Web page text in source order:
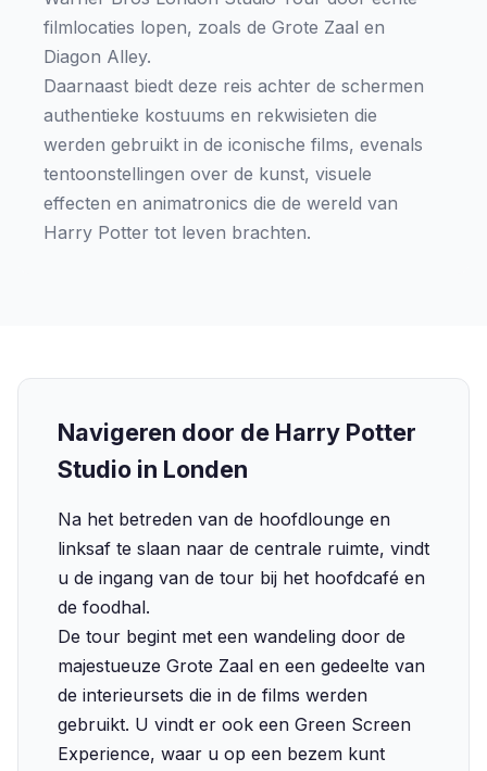
filmlocaties lopen, zoals de Grote Zaal en
Diagon Alley.
Daarnaast biedt deze reis achter de schermen
authentieke kostuums en rekwisieten die
werden gebruikt in de iconische films, evenals
tentoonstellingen over de kunst, visuele
effecten en animatronics die de wereld van
Harry Potter tot leven brachten.
Navigeren door de Harry Potter
Studio in Londen
Na het betreden van de hoofdlounge en
linksaf te slaan naar de centrale ruimte, vindt
u de ingang van de tour bij het hoofdcafé en
de foodhal.
De tour begint met een wandeling door de
majestueuze Grote Zaal en een gedeelte van
de interieursets die in de films werden
gebruikt. U vindt er ook een Green Screen
Experience, waar u op een bezem kunt